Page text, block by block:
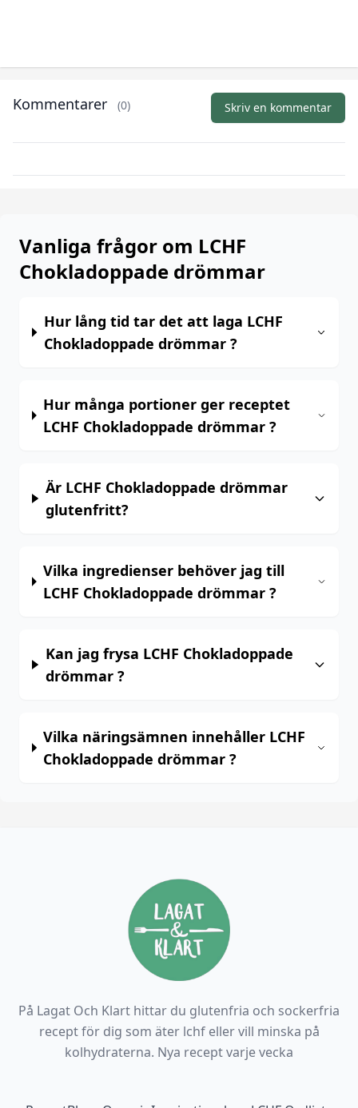
Kommentarer (0) Skriv en kommentar
Vanliga frågor om LCHF
Chokladoppade drömmar
Hur lång tid tar det att laga LCHF
Chokladoppade drömmar ?
Hur många portioner ger receptet
LCHF Chokladoppade drömmar ?
Är LCHF Chokladoppade drömmar
glutenfritt?
Vilka ingredienser behöver jag till
LCHF Chokladoppade drömmar ?
Kan jag frysa LCHF Chokladoppade
drömmar ?
Vilka näringsämnen innehåller LCHF
Chokladoppade drömmar ?
På Lagat Och Klart hittar du glutenfria och sockerfria
recept för dig som äter lchf eller vill minska på
kolhydraterna. Nya recept varje vecka